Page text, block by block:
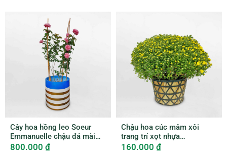
Cây hoa hồng leo Soeur
Emmanuelle chậu đá mài
ROSE003
800.000 ₫
Chậu hoa cúc mâm xôi
trang trí xọt nhựa
HCMX002
160.000 ₫